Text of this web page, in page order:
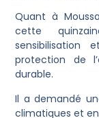
Quant à
cette
sensibilisation
protection de
durable.
Il a demandé
climatiques et